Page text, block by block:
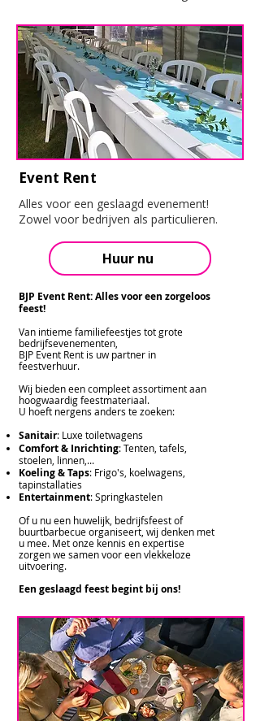
Event Rent
Alles voor een geslaagd evenement!
Zowel voor bedrijven als particulieren.
Huur nu
BJP Event Rent: Alles voor een zorgeloos
feest!
Van intieme familiefeestjes tot grote
bedrijfsevenementen,
BJP Event Rent is uw partner in
feestverhuur.
Wij bieden een compleet assortiment aan
hoogwaardig feestmateriaal.
U hoeft nergens anders te zoeken:
Sanitair: Luxe toiletwagens
Comfort & Inrichting: Tenten, tafels,
stoelen, linnen,...
Koeling & Taps: Frigo's, koelwagens,
tapinstallaties
Entertainment: Springkastelen
Of u nu een huwelijk, bedrijfsfeest of
buurtbarbecue organiseert, wij denken met
u mee. Met onze kennis en expertise
zorgen we samen voor een vlekkeloze
uitvoering.
Een geslaagd feest begint bij ons!